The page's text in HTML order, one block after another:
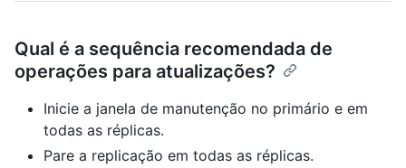
Qual é a sequência recomendada de
operações para atualizações?
Inicie a janela de manutenção no primário e em
todas as réplicas.
Pare a replicação em todas as réplicas.